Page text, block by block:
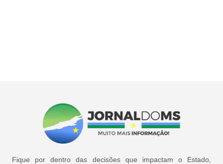
Fique por dentro das decisões que impactam o Estado,